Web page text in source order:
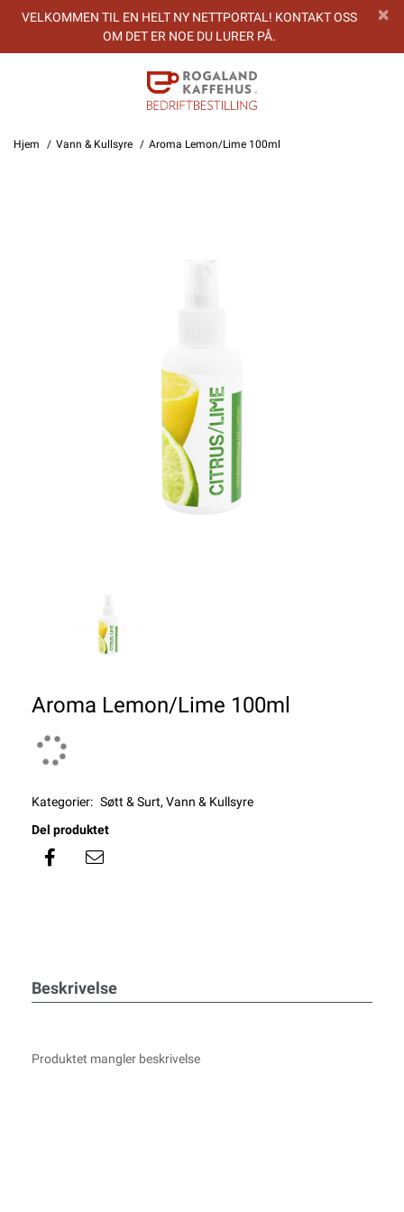
VELKOMMEN TIL EN HELT NY NETTPORTAL! KONTAKT OSS
OM DET ER NOE DU LURER PÅ.
Hjem Vann & Kullsyre Aroma Lemon/Lime 100ml
Aroma Lemon/Lime 100ml
Kategorier: Søtt & Surt, Vann & Kullsyre
Del produktet
Beskrivelse
Produktet mangler beskrivelse